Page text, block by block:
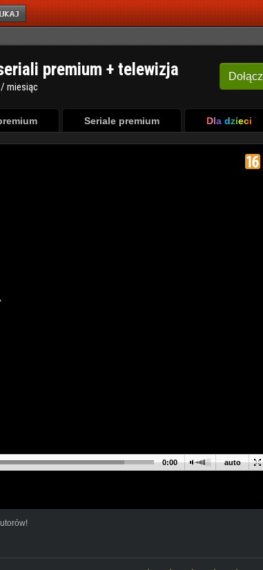
Dołącz
premium + telewizja
/ miesiąc
Seriale premium Dla dzieci
auto
0:00